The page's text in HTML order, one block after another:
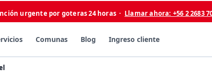
urgente por goteras 24 horas · Llamar ahora: +56 2 2683
Comunas Blog Ingreso cliente